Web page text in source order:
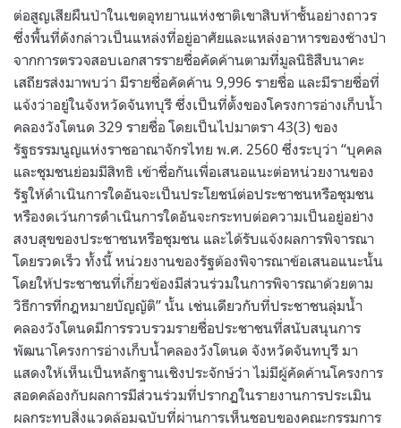
ต่อสูญเสียผืนป่าในเขตอุทยานแห่งชาติเขาสิบห้าชั้นอย่างถาวร
ซึ่งพื้นที่ดังกล่าวเป็นแหล่งที่อยู่อาศัยและแหล่งอาหารของช้างป่า
จากการตรวจสอบเอกสารรายชื่อคัดค้านตามที่มูลนิธิสืบนาคะ
เสถียรส่งมาพบว่า มีรายชื่อคัดค้าน 9,996 รายชื่อ และมีรายชื่อที่
แจ้งว่าอยู่ในจังหวัดจันทบุรี ซึ่งเป็นที่ตั้งของโครงการอ่างเก็บน้ำ
คลองวังโตนด 329 รายชื่อ โดยเป็นไปมาตรา 43(3) ของ
รัฐธรรมนูญแห่งราชอาณาจักรไทย พ.ศ. 2560 ซึ่งระบุว่า “บุคคล
และชุมชนย่อมมีสิทธิ เข้าชื่อกันเพื่อเสนอแนะต่อหน่วยงานของ
รัฐให้ดําเนินการใดอันจะเป็นประโยชน์ต่อประชาชนหรือชุมชน
หรืองดเว้นการดําเนินการใดอันจะกระทบต่อความเป็นอยู่อย่าง
สงบสุขของประชาชนหรือชุมชน และได้รับแจ้งผลการพิจารณา
โดยรวดเร็ว ทั้งนี้ หน่วยงานของรัฐต้องพิจารณาข้อเสนอแนะนั้น
โดยให้ประชาชนที่เกี่ยวข้องมีส่วนร่วมในการพิจารณาด้วยตาม
วิธีการที่กฎหมายบัญญัติ” นั้น เช่นเดียวกับที่ประชาชนลุ่มน้ำ
คลองวังโตนดมีการรวบรวมรายชื่อประชาชนที่สนับสนุนการ
พัฒนาโครงการอ่างเก็บน้ำคลองวังโตนด จังหวัดจันทบุรี มา
แสดงให้เห็นเป็นหลักฐานเชิงประจักษ์ว่า ไม่มีผู้คัดค้านโครงการ
สอดคล้องกับผลการมีส่วนร่วมที่ปรากฏในรายงานการประเมิน
ผลกระทบสิ่งแวดล้อมฉบับที่ผ่านการเห็นชอบของคณะกรรมการ